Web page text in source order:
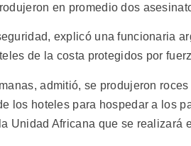
en promedio dos
explicó una funcionaria
de la costa protegidos por
admitió, se produjeron
los hoteles para hospedar a los
Unidad Africana que se realizará